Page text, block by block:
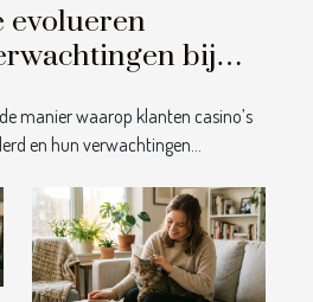
evolueren
bij
digitale innovatie?
manier waarop klanten casino’s
en hun verwachtingen...